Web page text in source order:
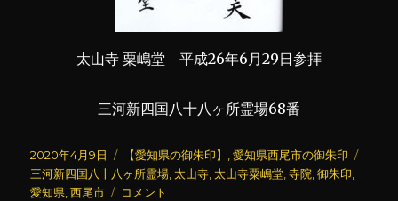
太山寺 粟嶋堂 平成26年6月29日参拝
三河新四国八十八ヶ所霊場68番
投
稿
日:
2020年4月9日
カ
テ
ゴ
【愛知県の御朱印】 ,愛知県西尾市の御朱印
三河新四国八十八ヶ所霊場 ,太山寺 ,太山寺粟嶋堂 ,寺院 ,御朱印
愛知県 ,西尾市
太
コメント